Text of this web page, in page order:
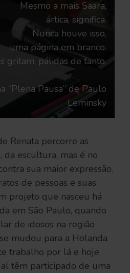
Mesmo a mais Saara,
ártica, significa.
Nunca houve isso,
uma página em branco.
pálidas de tanto.
“Plena Pausa” de Paulo
Leminsky
Renata percorre as
escultura, mas é no
sua maior expressão.
de pessoas e suas
projeto que nasceu há
em São Paulo, quando
de idosos na região
mudou para a Holanda
trabalho por lá e hoje
têm participado de uma